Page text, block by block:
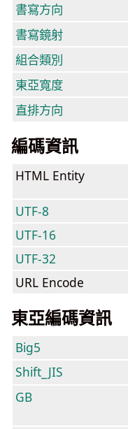
書寫方向
書寫鏡射
組合類別
東亞寬度
直排方向
編碼資訊
HTML Entity
UTF-8
UTF-16
UTF-32
URL Encode
東亞編碼資訊
Big5
Shift_JIS
GB